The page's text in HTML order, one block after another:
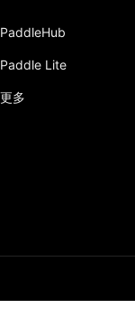
PaddleHub
Paddle Lite
更多